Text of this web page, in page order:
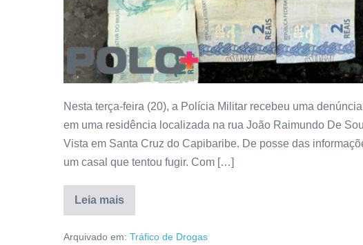
Nesta terça-feira (20), a Polícia Militar recebeu uma
em uma residência localizada na rua João Raimundo De
Vista em Santa Cruz do Capibaribe. De posse das
um casal que tentou fugir. Com […]
Leia mais
Arquivado em: Tráfico de Drogas